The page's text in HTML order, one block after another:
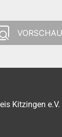
VORSCHAU
Kitzingen e.V.